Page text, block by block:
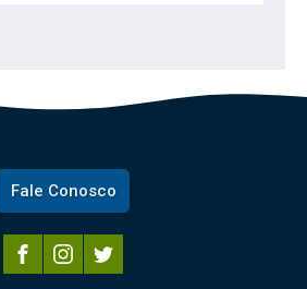
Fale Conosco